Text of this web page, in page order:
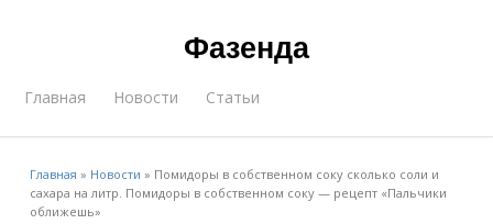
Фазенда
Главная Новости Статьи
Главная » Новости » Помидоры в собственном соку сколько соли и
сахара на литр. Помидоры в собственном соку — рецепт «Пальчики
оближешь»